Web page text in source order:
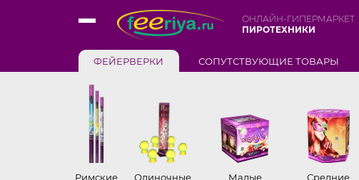
ОНЛАЙН-ГИПЕРМАРКЕТ
ПИРОТЕХНИКИ
ФЕЙЕРВЕРКИ СОПУТСТВУЮЩИЕ ТОВАРЫ
Римские
Одиночные
Малые
Средние